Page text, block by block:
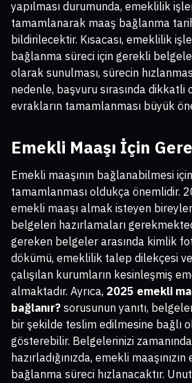
yapılması durumunda, emeklilik
tamamlanarak maaş bağlanma
bildirilecektir. Kısacası, emeklilik
bağlanma süreci için gerekli
olarak sunulması, sürecin
nedenle, başvuru sırasında dikkatli
evrakların tamamlanması büyük
Emekli Maaşı İçin
Emekli maaşının bağlanabilmesi
tamamlanması oldukça önemlidir.
emekli maaşı almak isteyen
belgeleri hazırlamaları
gereken belgeler arasında kimlik
dökümü, emeklilik talep dilekçesi
çalışılan kurumların kesinleşmiş
almaktadır. Ayrıca, 2025 emekli
bağlanır? sorusunun yanıtı,
bir şekilde teslim edilmesine bağlı
gösterebilir. Belgelerinizi
hazırladığınızda, emekli
bağlanma süreci hızlanacaktır.